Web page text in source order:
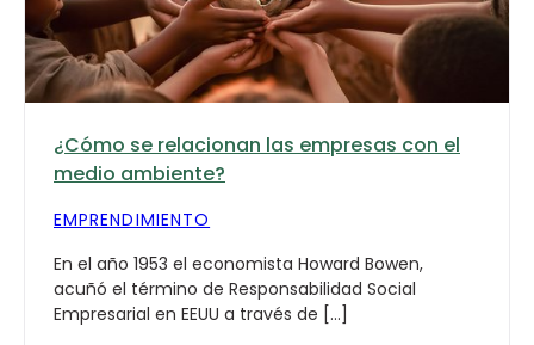
¿Cómo se relacionan las empresas con el
medio ambiente?
EMPRENDIMIENTO
En el año 1953 el economista Howard Bowen,
acuñó el término de Responsabilidad Social
Empresarial en EEUU a través de […]